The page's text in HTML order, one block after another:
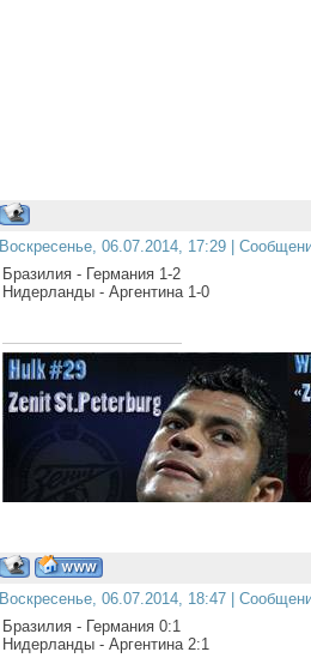
Воскресенье, 06.07.2014, 17:29 |
Бразилия - Германия 1-2
Нидерланды - Аргентина 1-0
Воскресенье, 06.07.2014, 18:47 |
Бразилия - Германия 0:1
Нидерланды - Аргентина 2:1